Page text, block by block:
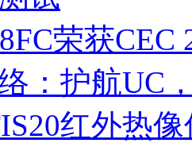
荣获CEC
：护航UC
红外热